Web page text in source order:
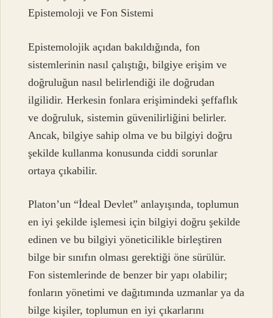
Epistemoloji ve Fon Sistemi
Epistemolojik açıdan bakıldığında, fon
sistemlerinin nasıl çalıştığı, bilgiye erişim ve
doğruluğun nasıl belirlendiği ile doğrudan
ilgilidir. Herkesin fonlara erişimindeki şeffaflık
ve doğruluk, sistemin güvenilirliğini belirler.
Ancak, bilgiye sahip olma ve bu bilgiyi doğru
şekilde kullanma konusunda ciddi sorunlar
ortaya çıkabilir.
Platon’un “İdeal Devlet” anlayışında, toplumun
en iyi şekilde işlemesi için bilgiyi doğru şekilde
edinen ve bu bilgiyi yöneticilikle birleştiren
bilge bir sınıfın olması gerektiği öne sürülür.
Fon sistemlerinde de benzer bir yapı olabilir;
fonların yönetimi ve dağıtımında uzmanlar ya da
bilge kişiler, toplumun en iyi çıkarlarını